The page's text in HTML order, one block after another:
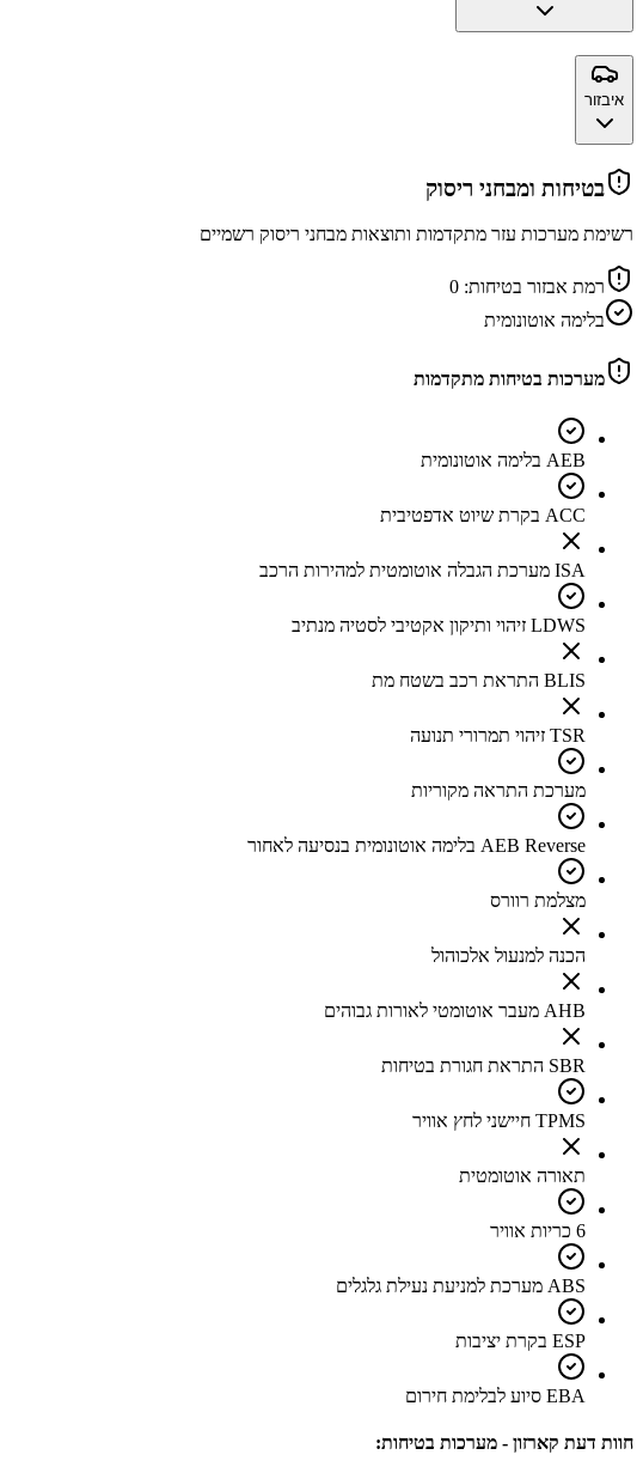
איבזור
בטיחות ומבחני ריסוק
רשימת מערכות עזר מתקדמות ותוצאות מבחני ריסוק רשמיים
רמת אבזור בטיחות: 0
בלימה אוטונומית
מערכות בטיחות מתקדמות
AEB בלימה אוטונומית
ACC בקרת שיוט אדפטיבית
ISA מערכת הגבלה אוטומטית למהירות הרכב
LDWS זיהוי ותיקון אקטיבי לסטיה מנתיב
BLIS התראת רכב בשטח מת
TSR זיהוי תמרורי תנועה
מערכת התראה מקוריות
AEB Reverse בלימה אוטונומית בנסיעה לאחור
מצלמת רוורס
הכנה למנעול אלכוהול
AHB מעבר אוטומטי לאורות גבוהים
SBR התראת חגורת בטיחות
TPMS חיישני לחץ אוויר
תאורה אוטומטית
6 כריות אוויר
ABS מערכת למניעת נעילת גלגלים
ESP בקרת יציבות
EBA סיוע לבלימת חירום
חוות דעת קארזון - מערכות בטיחות: